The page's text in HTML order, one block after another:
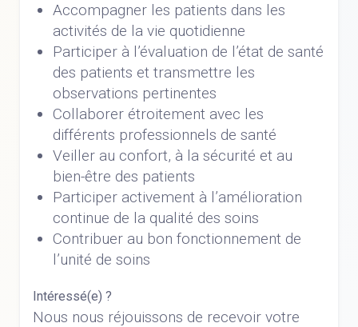
Accompagner les patients dans les
activités de la vie quotidienne
Participer à l’évaluation de l’état de santé
des patients et transmettre les
observations pertinentes
Collaborer étroitement avec les
différents professionnels de santé
Veiller au confort, à la sécurité et au
bien-être des patients
Participer activement à l’amélioration
continue de la qualité des soins
Contribuer au bon fonctionnement de
l’unité de soins
Intéressé(e) ?
Nous nous réjouissons de recevoir votre